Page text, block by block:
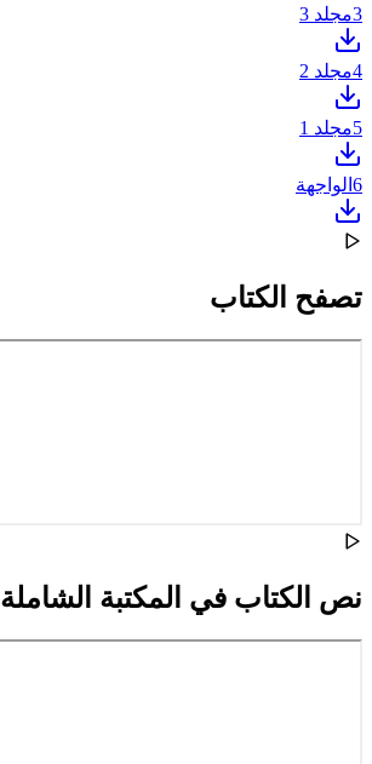
3مجلد 3
4مجلد 2
5مجلد 1
6 الواجهة
تصفح الكتاب
نص الكتاب في المكتبة الشاملة